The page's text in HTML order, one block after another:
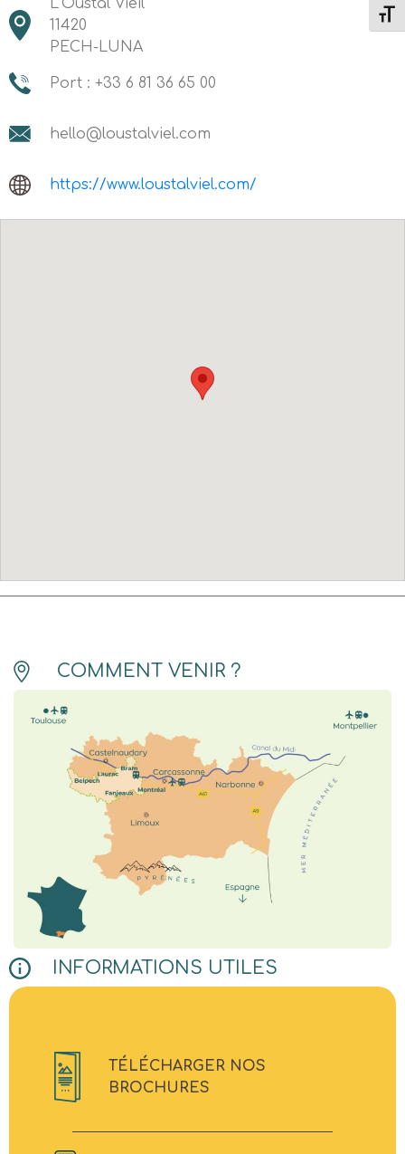
L’Oustal Vieil
11420
PECH-LUNA
Port : +33 6 81 36 65 00
hello@loustalviel.com
https://www.loustalviel.com/
COMMENT VENIR ?
INFORMATIONS UTILES
TÉLÉCHARGER NOS
BROCHURES